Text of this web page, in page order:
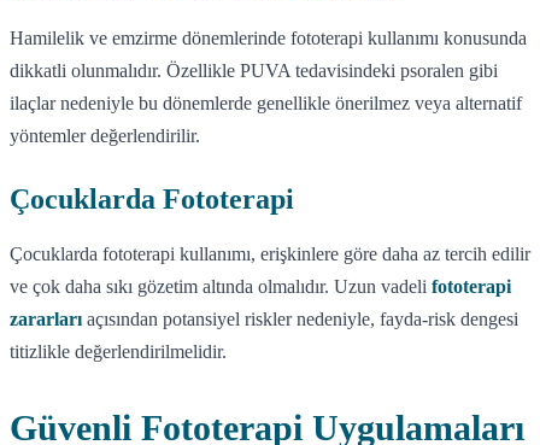
Hamilelik ve emzirme dönemlerinde fototerapi kullanımı konusunda
dikkatli olunmalıdır. Özellikle PUVA tedavisindeki psoralen gibi
ilaçlar nedeniyle bu dönemlerde genellikle önerilmez veya alternatif
yöntemler değerlendirilir.
Çocuklarda Fototerapi
Çocuklarda fototerapi kullanımı, erişkinlere göre daha az tercih edilir
ve çok daha sıkı gözetim altında olmalıdır. Uzun vadeli fototerapi
zararları açısından potansiyel riskler nedeniyle, fayda-risk dengesi
titizlikle değerlendirilmelidir.
Güvenli Fototerapi Uygulamaları